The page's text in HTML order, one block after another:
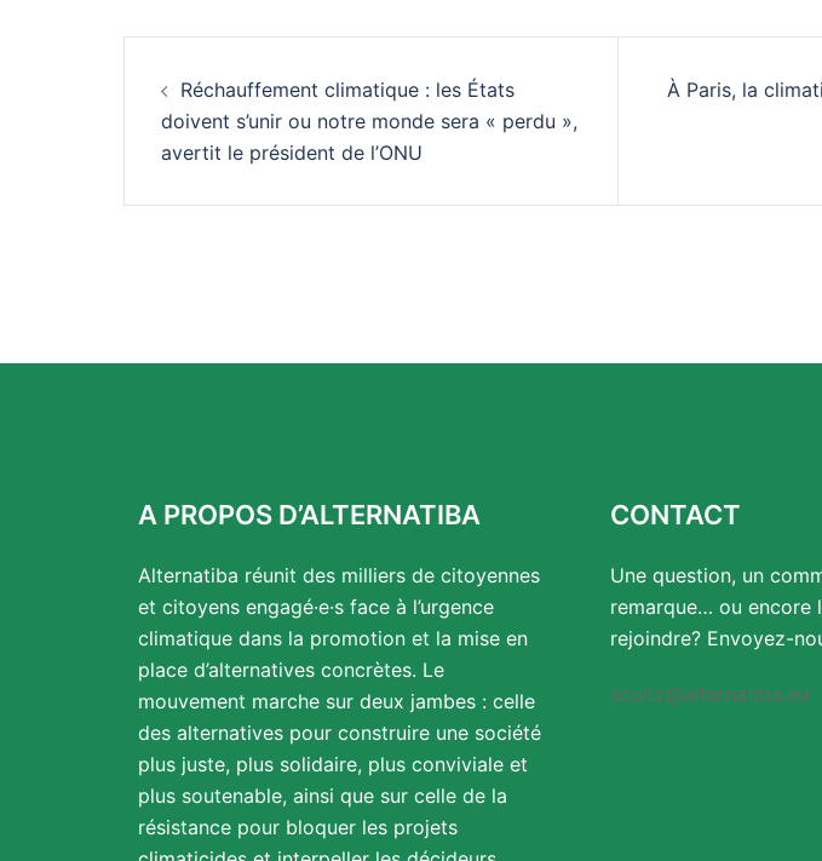
Navigation
d’article
Réchauffement climatique : les États
doivent s’unir ou notre monde sera « perdu »,
avertit le président de l’ONU
À Paris, la
A PROPOS D’ALTERNATIBA
Alternatiba réunit des milliers de citoyennes
et citoyens engagé·e·s face à l’urgence
climatique dans la promotion et la mise en
place d’alternatives concrètes. Le
mouvement marche sur deux jambes : celle
des alternatives pour construire une société
plus juste, plus solidaire, plus conviviale et
plus soutenable, ainsi que sur celle de la
résistance pour bloquer les projets
CONTACT
Une question, un
remarque… ou encore
rejoindre? Envoyez-
soultz@alternatiba.eu